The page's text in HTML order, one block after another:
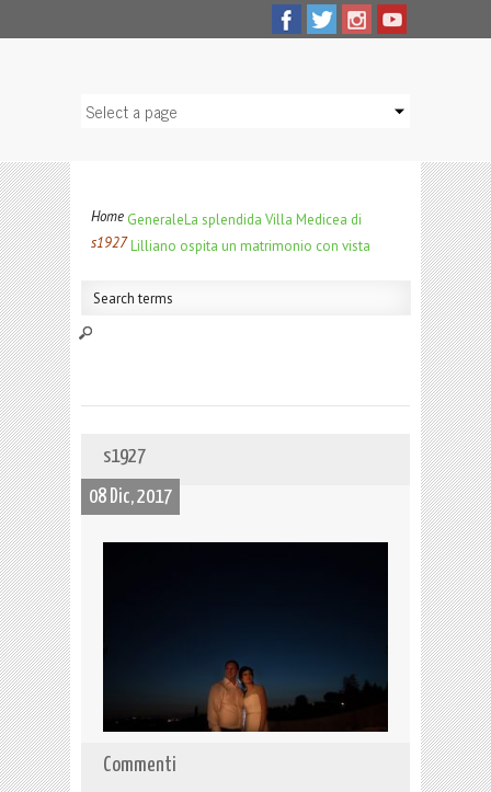
Home GeneraleLa splendida Villa Medicea di
Lilliano ospita un matrimonio con vista
s1927
s1927
08 Dic, 2017
Commenti